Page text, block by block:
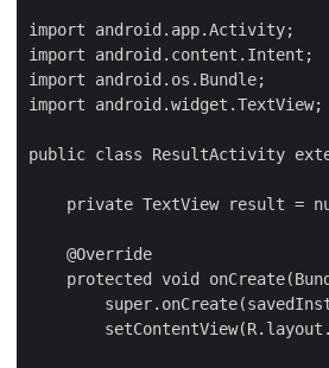
import android.app.Activity;
import android.content.Intent;
import android.os.Bundle;
import android.widget.TextView;
public class ResultActivity
private TextView result =
    @Override
protected void